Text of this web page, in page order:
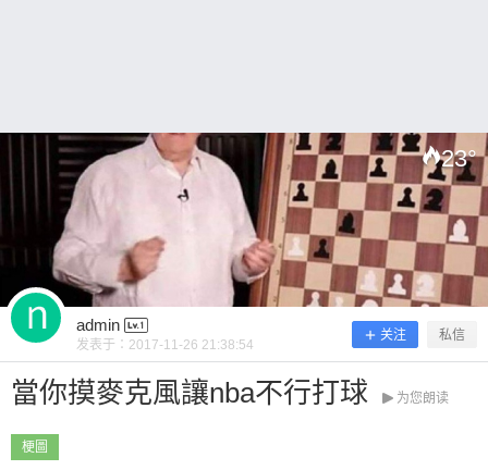
23°
admin
发表于： 2017-11-26 21:38:54
关注 私信
當你摸麥克風讓nba不行打球 为您朗读
梗圖
扫描二维码继续阅读